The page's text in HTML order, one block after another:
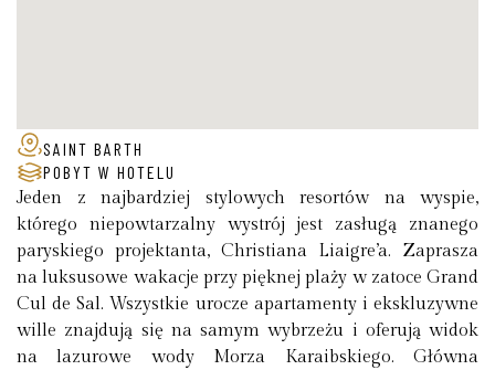
SAINT BARTH
POBYT W HOTELU
Jeden z najbardziej stylowych resortów na wyspie,
którego niepowtarzalny wystrój jest zasługą znanego
paryskiego projektanta, Christiana Liaigre’a. Zaprasza
na luksusowe wakacje przy pięknej plaży w zatoce Grand
Cul de Sal. Wszystkie urocze apartamenty i ekskluzywne
wille znajdują się na samym wybrzeżu i oferują widok
na lazurowe wody Morza Karaibskiego. Główna